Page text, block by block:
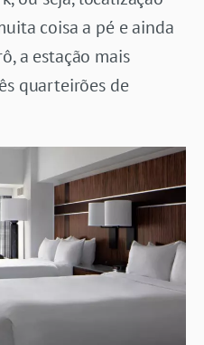
coisa a pé e ainda
a estação mais
quarteirões de